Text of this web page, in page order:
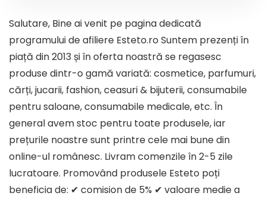
Salutare, Bine ai venit pe pagina dedicată
programului de afiliere Esteto.ro Suntem prezenți în
piață din 2013 și în oferta noastră se regasesc
produse dintr-o gamă variată: cosmetice, parfumuri,
cărți, jucarii, fashion, ceasuri & bijuterii, consumabile
pentru saloane, consumabile medicale, etc. În
general avem stoc pentru toate produsele, iar
prețurile noastre sunt printre cele mai bune din
online-ul românesc. Livram comenzile în 2-5 zile
lucratoare. Promovând produsele Esteto poți
beneficia de: ✔ comision de 5% ✔ valoare medie a